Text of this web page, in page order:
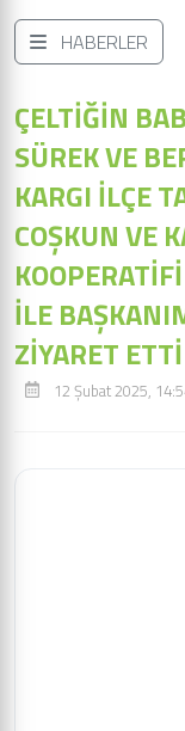
HABERLER
ÇELTİĞİN
SÜREK VE
KARGI İLÇE
COŞKUN VE
İLE
ZİYARET ETTİ
12 Şubat 2025,